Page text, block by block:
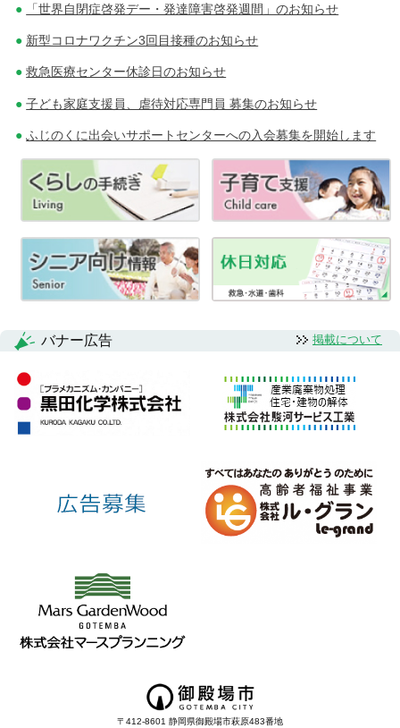
「世界自閉症啓発デー・発達障害啓発週間」のお知らせ
新型コロナワクチン3回目接種のお知らせ
救急医療センター休診日のお知らせ
子ども家庭支援員、虐待対応専門員 募集のお知らせ
ふじのくに出会いサポートセンターへの入会募集を開始します
バナー広告 掲載について
〒412-8601 静岡県御殿場市萩原483番地